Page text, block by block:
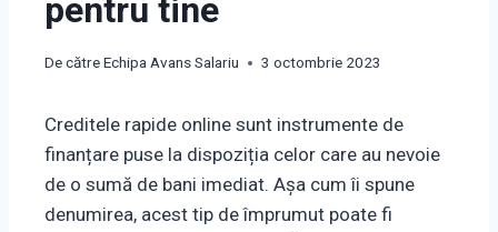
pentru tine
De cătreEchipa Avans Salariu 3 octombrie 2023
Creditele rapide online sunt instrumente de
finanțare puse la dispoziția celor care au nevoie
de o sumă de bani imediat. Așa cum îi spune
denumirea, acest tip de împrumut poate fi